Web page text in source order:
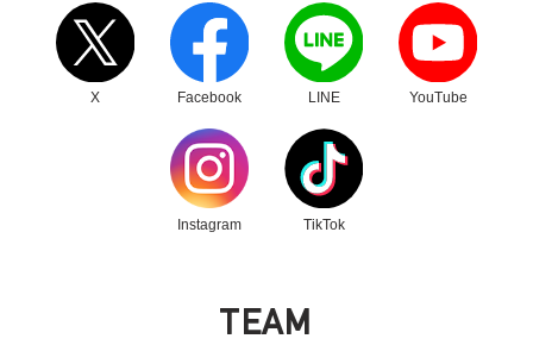
X
別ウィンドウリンク
Facebook
別ウィンドウリンク
LINE
別ウィンドウリンク
YouTube
別ウィンドウリンク
Instagram
別ウィンドウリンク
TikTok
別ウィンドウリンク
TEAM